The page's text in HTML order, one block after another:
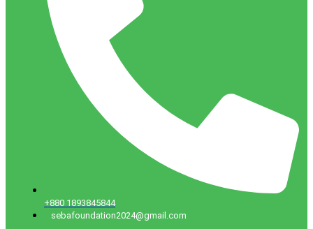
+880 1893845844
sebafoundation2024@gmail.com